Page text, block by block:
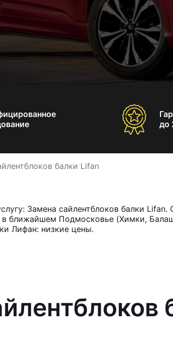
до
балки Lifan
Замена сайлентблоков балки
ближайшем Подмосковье (Химки,
Лифан: низкие цены.